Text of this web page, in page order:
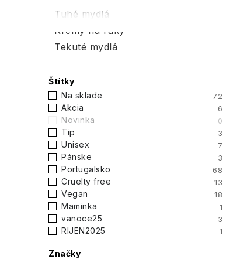
o
č
n
ý
p
a
n
e
l
Tuhé mydlá
Krémy na ruky
Tekuté mydlá
Štítky
Na sklade
72
Akcia 6
Novinka 0
Tip 3
Unisex 7
Pánske 3
Portugalsko 68
Cruelty free 13
Vegan 18
Maminka 1
vanoce25 3
RIJEN2025 1
Značky